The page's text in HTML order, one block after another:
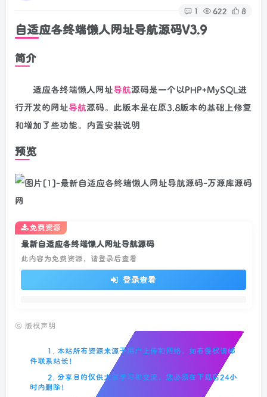
1 622 8
自适应各终端懒人网址导航源码V3.9
简介
适应各终端懒人网址导航源码是一个以PHP+MySQL进
行开发的网址导航源码。此版本是在原3.8版本的基础上修复
和增加了些功能。内置安装说明
预览
最新自适应各终端懒人网址导航源码
此内容为免费资源，请登录后查看
登录查看
免费资源
© 版权声明
1. 本站所有资源来源于用户上传和网络，如有侵权请邮
件联系站长！
2. 分享目的仅供大家学习和交流，您必须在下载后24小
时内删除！